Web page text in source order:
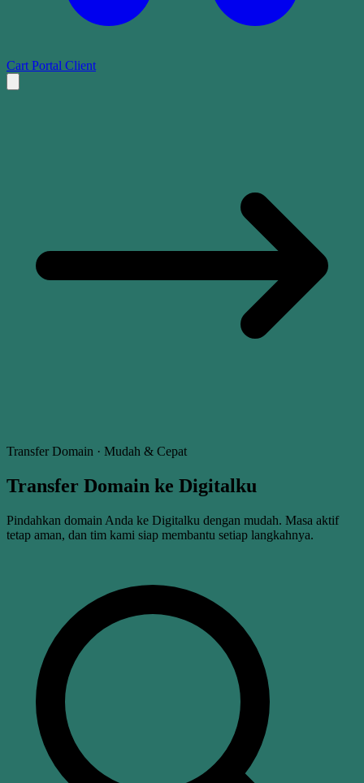
Cart Portal Client
Transfer Domain · Mudah & Cepat
Transfer Domain ke Digitalku
Pindahkan domain Anda ke Digitalku dengan mudah. Masa aktif
tetap aman, dan tim kami siap membantu setiap langkahnya.